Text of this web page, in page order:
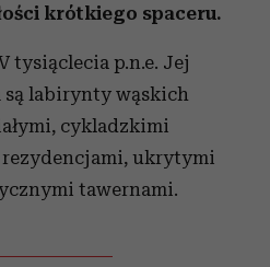
krótkiego spaceru.
tysiąclecia p.n.e. Jej
labirynty wąskich
cykladzkimi
ukrytymi
tawernami.